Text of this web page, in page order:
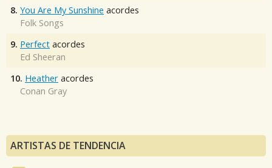
8. You Are My Sunshine acordes
Folk Songs
9. Perfect acordes
Ed Sheeran
10. Heather acordes
Conan Gray
ARTISTAS DE TENDENCIA